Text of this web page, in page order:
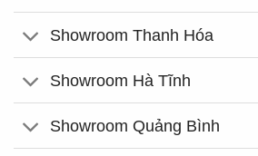
Showroom Thanh Hóa
Showroom Hà Tĩnh
Showroom Quảng Bình